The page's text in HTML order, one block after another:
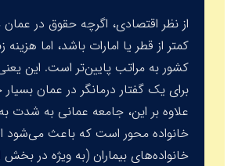
از نظر اقتصادی، اگرچه حقوق در
کمتر از قطر یا امارات باشد، اما
کشور به مراتب پایین‌تر است. این
برای یک گفتار درمانگر در عمان
علاوه بر این، جامعه عمانی به شدت
خانواده محور است که باعث می‌شود
خانواده‌های بیماران (به ویژه در بخش